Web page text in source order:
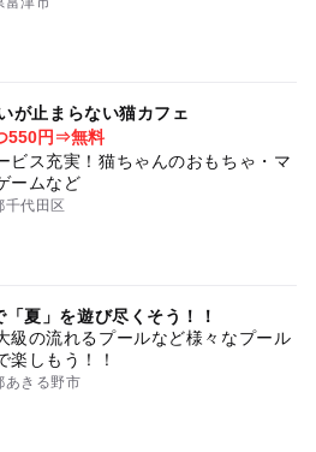
が止まらない猫カフェ
550円⇒無料
ビス充実！猫ちゃんのおもちゃ・マ
ームなど
千代田区
夏」を遊び尽くそう！！
級の流れるプールなど様々なプール
楽しもう！！
あきる野市